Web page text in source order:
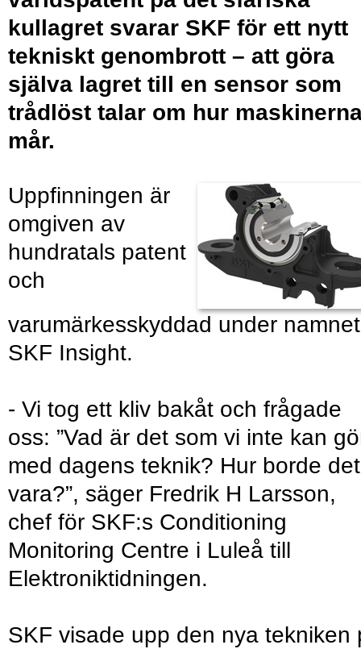
kullagret svarar SKF för ett nytt
tekniskt genombrott – att göra
själva lagret till en sensor som
trådlöst talar om hur
mår.
Uppfinningen är
omgiven av
hundratals patent
och
varumärkesskyddad under namnet
SKF Insight.
- Vi tog ett kliv bakåt och frågade
oss: ”Vad är det som vi inte kan
med dagens teknik? Hur borde det
vara?”, säger Fredrik H Larsson,
chef för SKF:s Conditioning
Monitoring Centre i Luleå till
Elektroniktidningen.
SKF visade upp den nya tekniken